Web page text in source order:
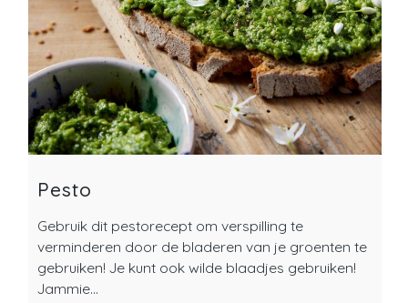
Pesto
Gebruik dit pestorecept om verspilling te
verminderen door de bladeren van je groenten te
gebruiken! Je kunt ook wilde blaadjes gebruiken!
Jammie…